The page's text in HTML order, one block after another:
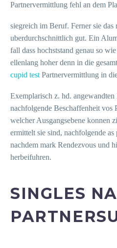
Partnervermittlung fehl an dem
siegreich im Beruf. Ferner sie das
uberdurchschnittlich gut. Ein
fall dass hochststand genau so
ellenlang hoher denn in die
cupid test Partnervermittlung in
Exemplarisch z. hd.
nachfolgende Beschaffenheit vos
welcher Ausgangsebene konnen
ermittelt sie sind, nachfolgende
nachdem mark Rendezvous und
herbeifuhren.
SINGLES